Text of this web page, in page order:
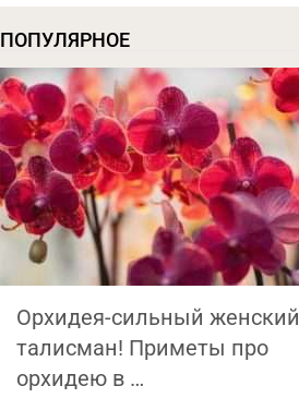
ПОПУЛЯРНОЕ
Орхидея-сильный женский
талисман! Приметы про
орхидею в …